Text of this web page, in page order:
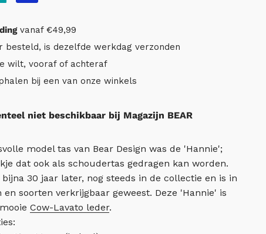
vanaf €49,99
besteld, is dezelfde werkdag verzonden
wilt, vooraf of achteraf
bij een van onze winkels
niet beschikbaar bij Magazijn BEAR
model tas van Bear Design was de 'Hannie';
dat ook als schoudertas gedragen kan worden.
30 jaar later, nog steeds in de collectie en is in
soorten verkrijgbaar geweest. Deze 'Hannie' is
Cow-Lavato leder.